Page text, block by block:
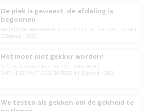
De piek is geweest, de afdaling is
begonnen
BESTRIJDINGSMAATREGELEN COVID-19, DATA-R0-IFR TESTEN
07 februari 2022
Het moet niet gekker worden!
CONTACTONDERZOEK COVID-19, DATA-R0-IFR
OVERHEIDSMAATREGELEN TESTEN 30 januari 2022
We testen als gekken om de gekheid te